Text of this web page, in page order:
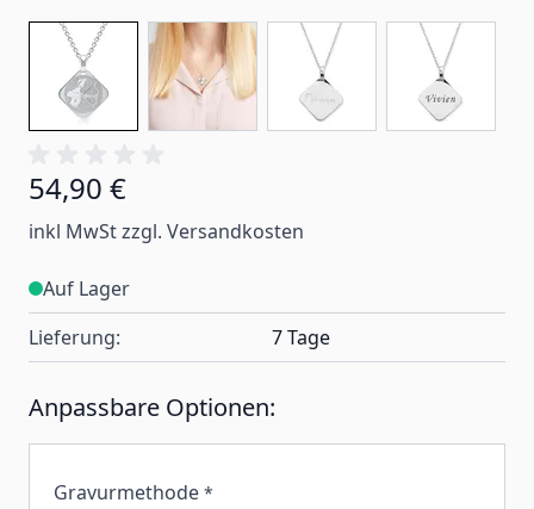
54,90 €
inkl MwSt zzgl. Versandkosten
Auf Lager
Lieferung:
7 Tage
Anpassbare Optionen:
Gravurmethode *